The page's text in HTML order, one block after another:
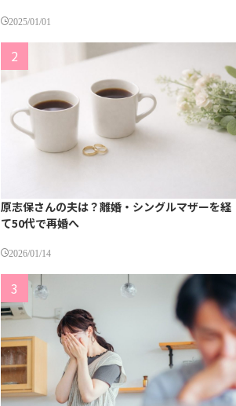
2025/01/01
原志保さんの夫は？離婚・シングルマザーを経
て50代で再婚へ
2026/01/14